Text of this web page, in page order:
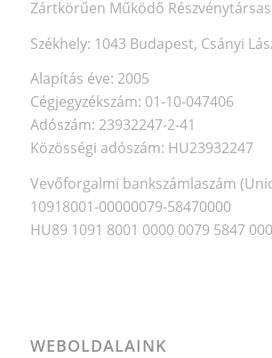
Zártkörűen Működő
Székhely: 1043 Budapest, Csányi
Alapítás éve: 2005
Cégjegyzékszám: 01-10-047406
Adószám: 23932247-2-41
Közösségi adószám: HU23932247
Vevőforgalmi bankszámlaszám
10918001-00000079-58470000
HU89 1091 8001 0000 0079 5847
WEBOLDALAINK